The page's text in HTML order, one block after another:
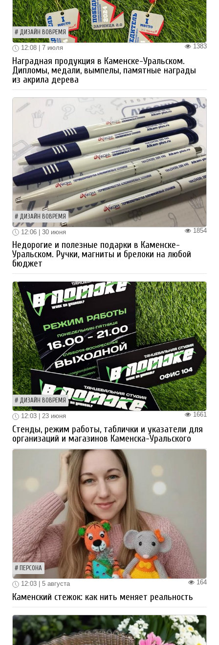
ДИЗАЙН ВОВРЕМЯ
1383
12:08 | 7 июля
Наградная продукция в Каменске-Уральском.
Дипломы, медали, вымпелы, памятные награды
из акрила дерева
ДИЗАЙН ВОВРЕМЯ
1854
12:06 | 30 июня
Недорогие и полезные подарки в Каменске-
Уральском. Ручки, магниты и брелоки на любой
бюджет
ДИЗАЙН ВОВРЕМЯ
1661
12:03 | 23 июня
Стенды, режим работы, таблички и указатели для
организаций и магазинов Каменска-Уральского
ПЕРСОНА
164
12:03 | 5 августа
Каменский стежок: как нить меняет реальность